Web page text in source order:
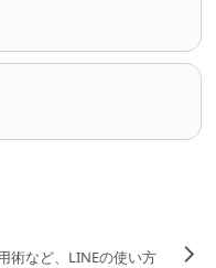
術など、LINEの使い方